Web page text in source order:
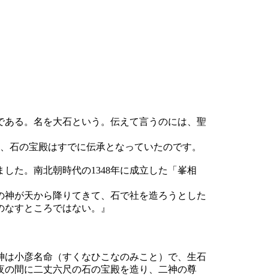
る。名を大石という。伝えて言うのには、聖
の宝殿はすでに伝承となっていたのです。
た。南北朝時代の1348年に成立した「峯相
が天から降りてきて、石で社を造ろうとした
すところではない。』
小彦名命（すくなひこなのみこと）で、生石
間に二丈六尺の石の宝殿を造り、二神の尊